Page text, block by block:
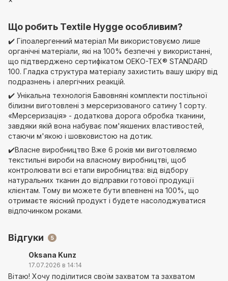
Що робить Textile Hygge особливим?
✔️ Гіпоалергенний матеріал Ми використовуємо лише
органічні матеріали, які на 100% безпечні у використанні,
що підтверджено сертифікатом OEKO-TEX® STANDARD
100. Гладка структура матеріалу захистить вашу шкіру від
подразнень і алергічних реакцій.
✔️ Унікальна технологія Бавовняні комплекти постільної
білизни виготовлені з мерсеризованого сатину 1 сорту.
«Мерсеризація» - додаткова дорога обробка тканини,
завдяки якій вона набуває пом'якшених властивостей,
стаючи м'якою і шовковистою на дотик.
✔️Власне виробництво Вже 6 років ми виготовляємо
текстильні вироби на власному виробництві, щоб
контролювати всі етапи виробництва: від відбору
натуральних тканин до відправки готової продукції
клієнтам. Тому ви можете бути впевнені на 100%, що
отримаєте якісний продукт і будете насолоджуватися
відпочинком роками.
Відгуки 5
Oksana Kunz
17.07.2026 в 14:14
Вітаю! Хочу поділитися своїм захватом та захватом